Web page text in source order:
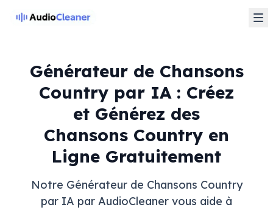
Générateur de Chansons
Country par IA : Créez
et Générez des
Chansons Country en
Ligne Gratuitement
Notre Générateur de Chansons Country
par IA par AudioCleaner vous aide à